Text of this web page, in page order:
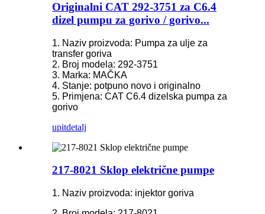
Originalni CAT 292-3751 za C6.4
dizel pumpu za gorivo / gorivo...
1. Naziv proizvoda: Pumpa za ulje za
transfer goriva
2. Broj modela: 292-3751
3. Marka: MAČKA
4. Stanje: potpuno novo i originalno
5. Primjena: CAT C6.4 dizelska pumpa za
gorivo
upitdetalj
217-8021 Sklop električne pumpe
1. Naziv proizvoda: injektor goriva